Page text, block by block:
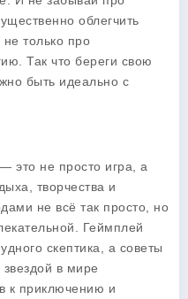
облегчить
только про
Так что береги свою
быть идеально с
— это не просто игра, а
творчества и
не всё так просто, но
Геймплей
скептика, а советы
в мире
к приключению и